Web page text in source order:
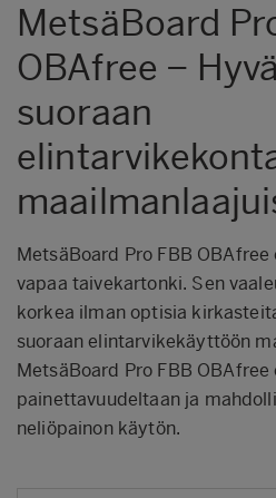
MetsäBoard
OBAfree −
suoraan
MetsäBoard Pro FBB
vapaa taivekartonki. Sen
korkea ilman optisia
suoraan elintarvikekäyttöön
MetsäBoard Pro FBB
painettavuudeltaan ja
neliöpainon käytön.